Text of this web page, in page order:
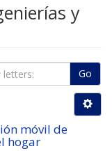
y
Go
móvil de
hogar